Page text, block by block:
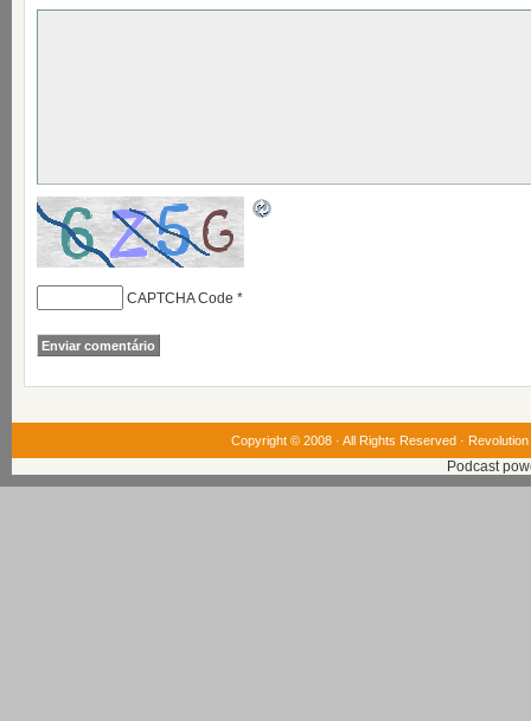
CAPTCHA Code *
Copyright © 2008 · All Rights Reserved ·
Podcast